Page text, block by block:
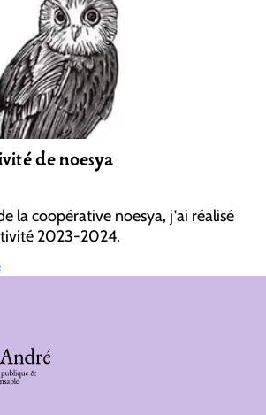
de noesya
la coopérative noesya, j'ai réalisé
2023-2024.